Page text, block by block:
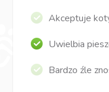
Akceptuje
Uwielbia
Bardzo źle